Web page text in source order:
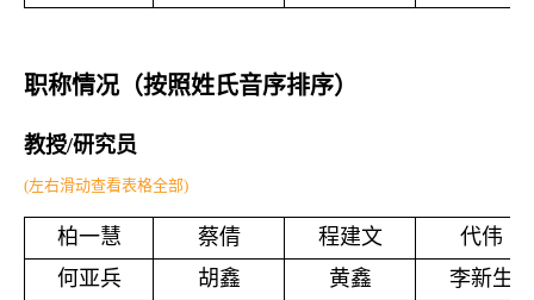
职称情况（按照姓氏音序排序）
教授/研究员
(左右滑动查看表格全部)
柏一慧 蔡倩 程建文
代伟
何亚兵
胡鑫 黄鑫
李新生